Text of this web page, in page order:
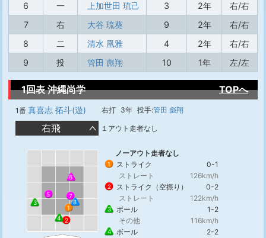
6
一 上加世田 琉己 3 2年
右/右
7
右 大谷 琉葵 9 2年
右/右
8
二 清水 凰雅 4 2年
右/右
9
投 管田 彪翔 10 1年 左/左
1回表 沖縄尚学 TOPへ
1番 真喜志 拓斗(遊) 右打 3年 投手:管田 彪翔
右飛 １アウト走者なし
1
2
3
4
5
6
7
8
ノーアウト走者なし
1 ストライク
0-1
ストレート
126km/h
2 ストライク（空振り）
0-2
ストレート
122km/h
3 ボール
1-2
その他
116km/h
4 ボール
2-2